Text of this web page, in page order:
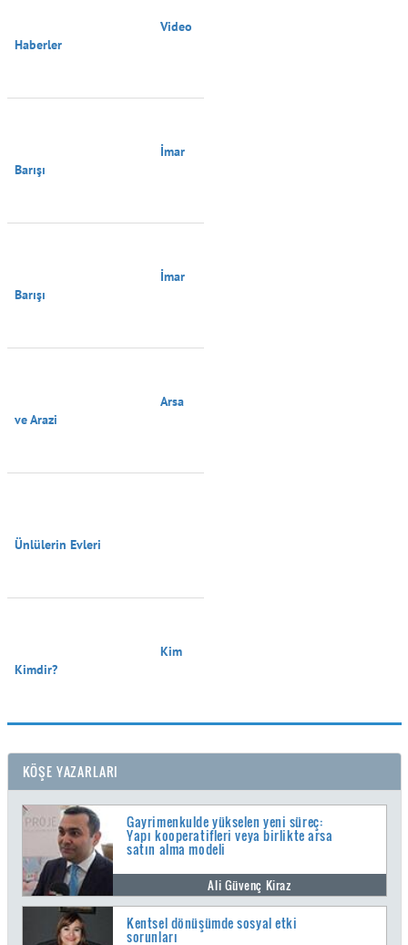
Haberler
Barışı
Barışı
ve Arazi
Ünlülerin Evleri
Kimdir?
KÖŞE YAZARLARI
Gayrimenkulde yükselen yeni süreç:
Yapı kooperatifleri veya birlikte arsa
satın alma modeli
Ali Güvenç Kiraz
Kentsel dönüşümde sosyal etki
sorunları